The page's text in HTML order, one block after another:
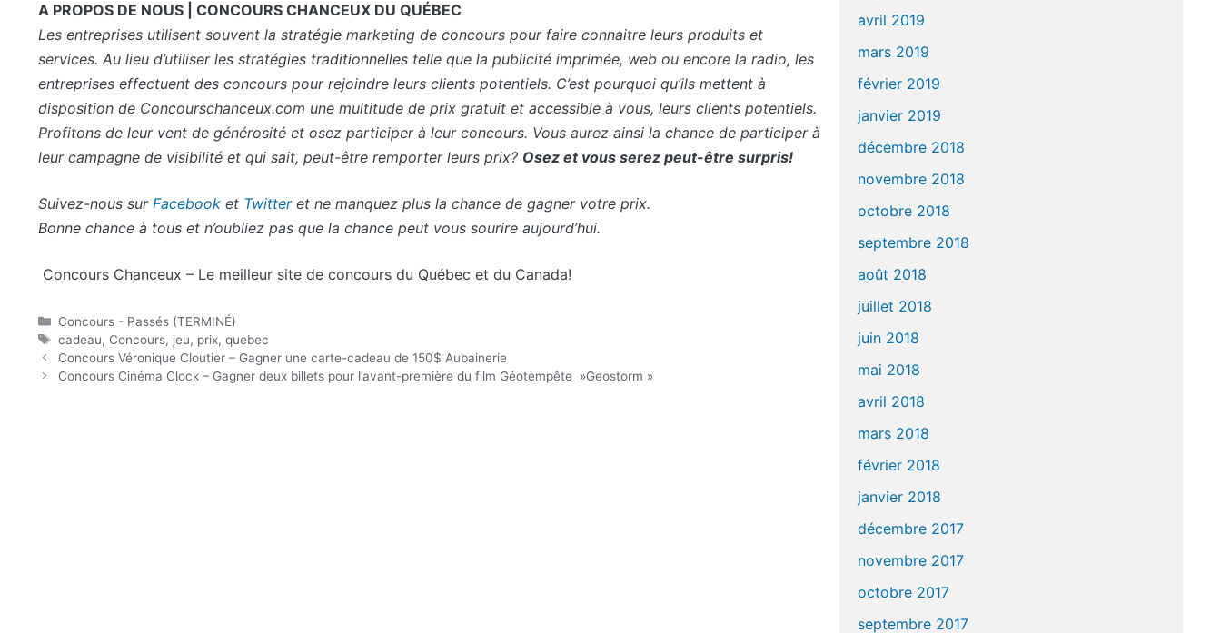
A PROPOS DE NOUS | CONCOURS CHANCEUX DU QUÉBEC
Les entreprises utilisent souvent la stratégie marketing de concours pour faire connaitre leurs produits et
services. Au lieu d’utiliser les stratégies traditionnelles telle que la publicité imprimée, web ou encore la radio, les
entreprises effectuent des concours pour rejoindre leurs clients potentiels. C’est pourquoi qu’ils mettent à
disposition de Concourschanceux.com une multitude de prix gratuit et accessible à vous, leurs clients potentiels.
Profitons de leur vent de générosité et osez participer à leur concours. Vous aurez ainsi la chance de participer à
leur campagne de visibilité et qui sait, peut-être remporter leurs prix? Osez et vous serez peut-être surpris!
Suivez-nous sur Facebook et Twitteret ne manquez plus la chance de gagner votre prix.
Bonne chance à tous et n’oubliez pas que la chance peut vous sourire aujourd’hui.
Concours Chanceux – Le meilleur site de concours du Québec et du Canada!
Catégories
Concours - Passés (TERMINÉ)
Étiquettes
cadeau, Concours, jeu, prix, quebec
Concours Véronique Cloutier – Gagner une carte-cadeau de 150$ Aubainerie
Concours Cinéma Clock – Gagner deux billets pour l’avant-première du film Géotempête »Geostorm »
avril 2019
mars 2019
février 2019
janvier 2019
décembre 2018
novembre 2018
octobre 2018
septembre 2018
août 2018
juillet 2018
juin 2018
mai 2018
avril 2018
mars 2018
février 2018
janvier 2018
décembre 2017
novembre 2017
octobre 2017
septembre 2017